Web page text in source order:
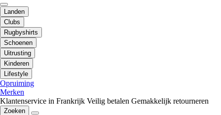
Landen
Clubs
Rugbyshirts
Schoenen
Uitrusting
Kinderen
Lifestyle
Opruiming
Merken
Klantenservice in Frankrijk Veilig betalen Gemakkelijk retourneren
Zoeken